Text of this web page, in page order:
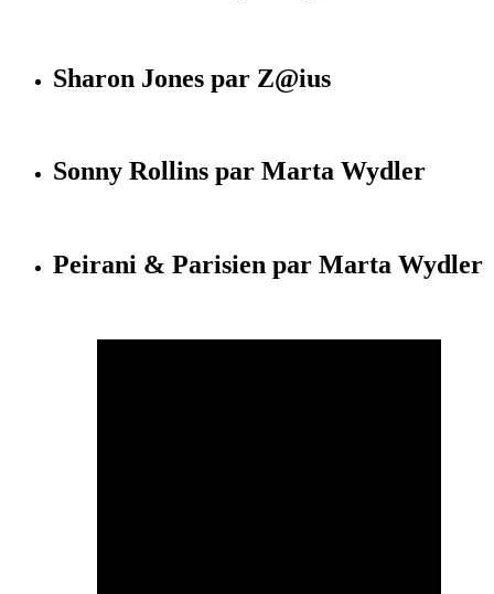
Sharon Jones par Z@ius
Sonny Rollins par Marta Wydler
Peirani & Parisien par Marta Wydler